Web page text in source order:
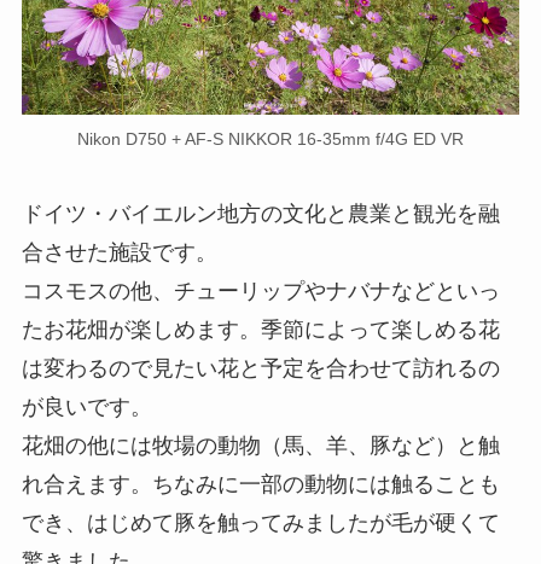
Nikon D750 + AF-S NIKKOR 16-35mm f/4G ED VR
ドイツ・バイエルン地方の文化と農業と観光を融
合させた施設です。
コスモスの他、チューリップやナバナなどといっ
たお花畑が楽しめます。季節によって楽しめる花
は変わるので見たい花と予定を合わせて訪れるの
が良いです。
花畑の他には牧場の動物（馬、羊、豚など）と触
れ合えます。ちなみに一部の動物には触ることも
でき、はじめて豚を触ってみましたが毛が硬くて